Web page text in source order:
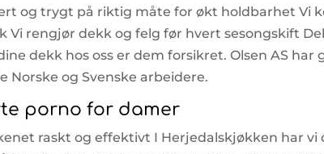
og trygt på riktig måte for økt holdbarhet Vi
rengjør dekk og felg før hvert sesongskift
dekk hos oss er dem forsikret. Olsen AS
Norske og Svenske arbeidere.
porno for damer
raskt og effektivt I Herjedalskjøkken har